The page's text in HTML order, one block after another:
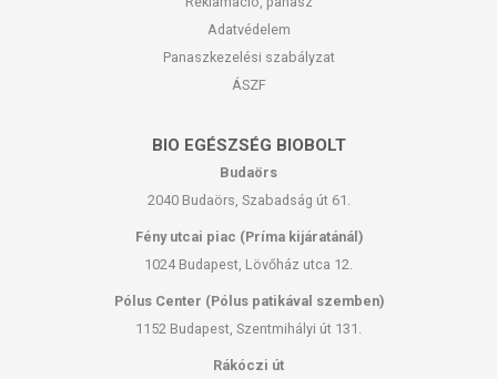
Adatvédelem
Panaszkezelési szabályzat
ÁSZF
BIO EGÉSZSÉG BIOBOLT
Budaörs
2040 Budaörs, Szabadság út 61.
Fény utcai piac (Príma kijáratánál)
1024 Budapest, Lövőház utca 12.
Pólus Center (Pólus patikával szemben)
1152 Budapest, Szentmihályi út 131.
Rákóczi út